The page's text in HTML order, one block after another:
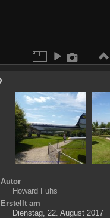
Autor
Howard Fuhs
Erstellt am
Dienstag, 22. August 2017